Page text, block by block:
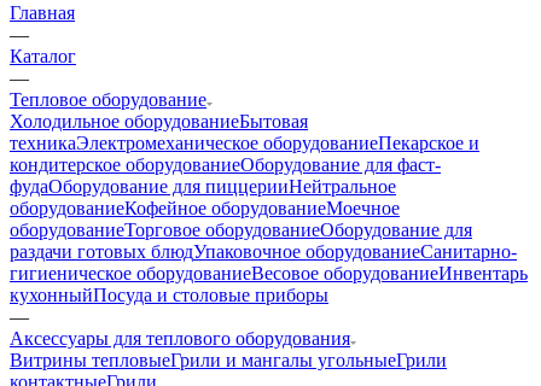
Главная
—
Каталог
—
Тепловое оборудование
Холодильное оборудованиеБытовая
техникаЭлектромеханическое оборудованиеПекарское и
кондитерское оборудованиеОборудование для фаст-
фудаОборудование для пиццерииНейтральное
оборудованиеКофейное оборудованиеМоечное
оборудованиеТорговое оборудованиеОборудование для
раздачи готовых блюдУпаковочное оборудованиеСанитарно-
гигиеническое оборудованиеВесовое оборудованиеИнвентарь
кухонныйПосуда и столовые приборы
—
Аксессуары для теплового оборудования
Витрины тепловыеГрили и мангалы угольныеГрили
контактныеГрили